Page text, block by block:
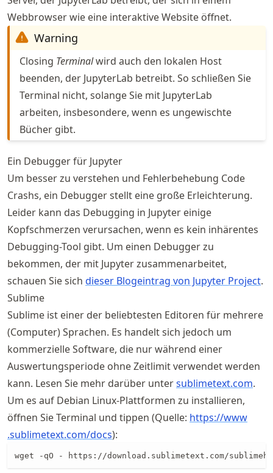
Webbrowser wie eine interaktive Website öffnet.
Warning
Closing Terminalwird auch den lokalen Host
beenden, der JupyterLab betreibt. So schließen Sie
Terminal nicht, solange Sie mit JupyterLab
arbeiten, insbesondere, wenn es ungewischte
Bücher gibt.
Ein Debugger für Jupyter
Um besser zu verstehen und Fehlerbehebung Code
Crashs, ein Debugger stellt eine große Erleichterung.
Leider kann das Debugging in Jupyter einige
Kopfschmerzen verursachen, wenn es kein inhärentes
Debugging-Tool gibt. Um einen Debugger zu
bekommen, der mit Jupyter zusammenarbeitet,
schauen Sie sich dieser Blogeintrag von Jupyter Project.
Sublime
Sublime ist einer der beliebtesten Editoren für mehrere
(Computer) Sprachen. Es handelt sich jedoch um
kommerzielle Software, die nur während einer
Auswertungsperiode ohne Zeitlimit verwendet werden
kann. Lesen Sie mehr darüber untersublimetext.com.
Um es auf Debian Linux-Plattformen zu installieren,
öffnen Sie Terminal und tippen (Quelle: https://www
.sublimetext.com/docs):
wget -qO - https://download.sublimetext.com/